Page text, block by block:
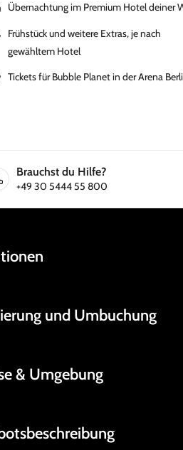
Übernachtung im Premium Hotel deiner
Frühstück und weitere Extras, je nach
gewähltem Hotel
Tickets für Bubble Planet in der Arena
Brauchst du Hilfe?
+49 30 5444 55 800
und Umbuchung
& Umgebung